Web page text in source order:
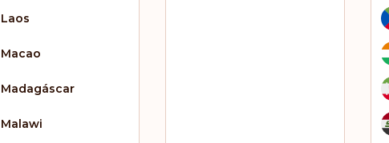
Laos
Macao
Madagáscar
Malawi